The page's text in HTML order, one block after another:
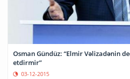
Osman Gündüz: “Elmir Vəlizadənin
etdirmir”
03-12-2015